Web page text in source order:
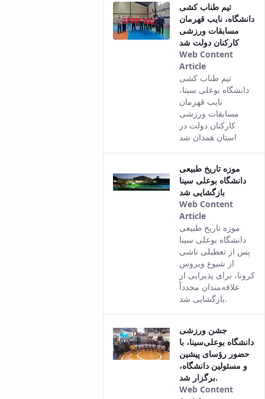
تیم طناب کشی
دانشگاه، نایب قهرمان
مسابقات ورزشی
کارکنان دولت شد
Web Content
Article
This result
comes from
the Persian
version of
this content.
تیم طناب کشی
دانشگاه بوعلی سینا،
نایب قهرمان
مسابقات ورزشی
کارکنان دولت در
استان همدان شد
موزه تاریخ طبیعی
دانشگاه بوعلی سینا
بازگشایی شد
Web Content
Article
This result
comes from
the Persian
version of
this content.
موزه تاریخ طبیعی
دانشگاه بوعلی سینا
پس از تعطیلی ناشی
از شیوع ویروس
کرونا،‌ برای پذیرایی از
علاقه‌مندان مجدداً
بازگشایی شد.
جشن ورزشی
دانشگاه بوعلی‌سینا، با
حضور رؤسای پیشین
و مسئولین دانشگاه،
برگزار شد.
Web Content